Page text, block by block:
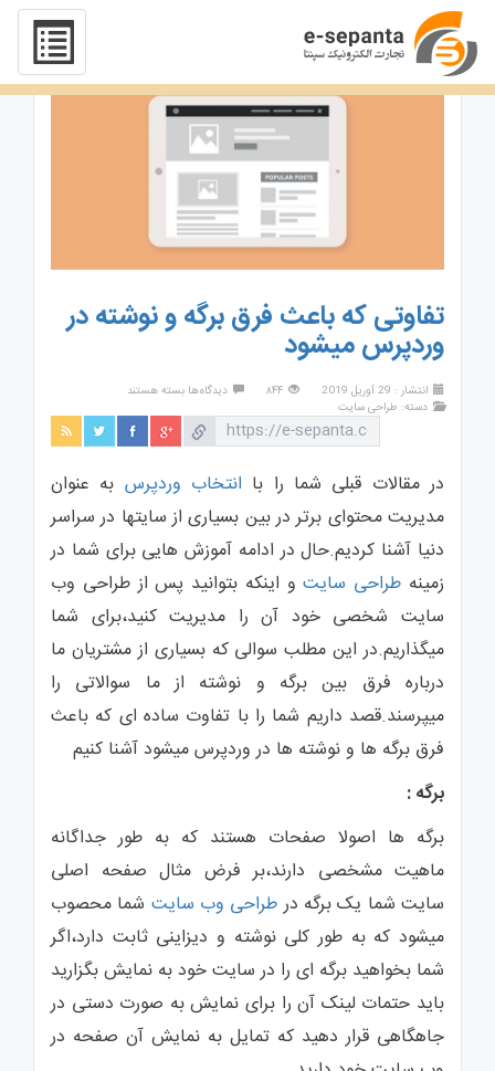
تفاوتی که باعث فرق برگه و نوشته در
وردپرس میشود
انتشار : 29 آوریل 2019 ۸۴۴ دیدگاه‌ها برای
که
باعث
فرق
نوشته
در
وردپرس
میشود
بسته هستند
دسته: طراحی سایت
در مقالات قبلی شما را با انتخاب وردپرس به عنوان
مدیریت محتوای برتر در بین بسیاری از سایتها در سراسر
دنیا آشنا کردیم.حال در ادامه آموزش هایی برای شما در
زمینه طراحی سایتو اینکه بتوانید پس از طراحی وب
سایت شخصی خود آن را مدیریت کنید،برای شما
میگذاریم.در این مطلب سوالی که بسیاری از مشتریان ما
درباره فرق بین برگه و نوشته از ما سوالاتی را
میپرسند.قصد داریم شما را با تفاوت ساده ای که باعث
فرق برگه ها و نوشته ها در وردپرس میشود آشنا کنیم
برگه :
برگه ها اصولا صفحات هستند که به طور جداگانه
ماهیت مشخصی دارند،بر فرض مثال صفحه اصلی
سایت شما یک برگه درطراحی وب سایت شما محصوب
میشود که به طور کلی نوشته و دیزاینی ثابت دارد،اگر
شما بخواهید برگه ای را در سایت خود به نمایش بگزارید
باید حتمات لینک آن را برای نمایش به صورت دستی در
جاهگاهی قرار دهید که تمایل به نمایش آن صفحه در